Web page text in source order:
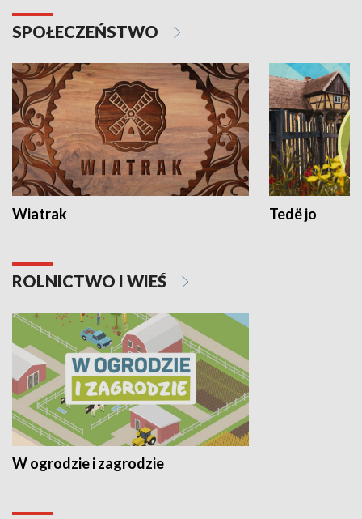
SPOŁECZEŃSTWO
Wiatrak Tedë jo
ROLNICTWO I WIEŚ
W ogrodzie i zagrodzie